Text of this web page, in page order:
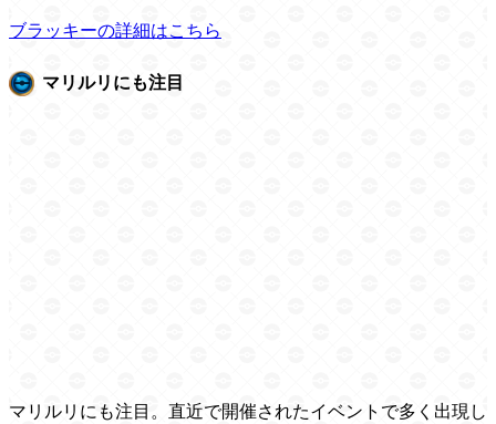
ブラッキーの詳細はこちら
マリルリにも注目
マリルリにも注目。直近で開催されたイベントで多く出現し